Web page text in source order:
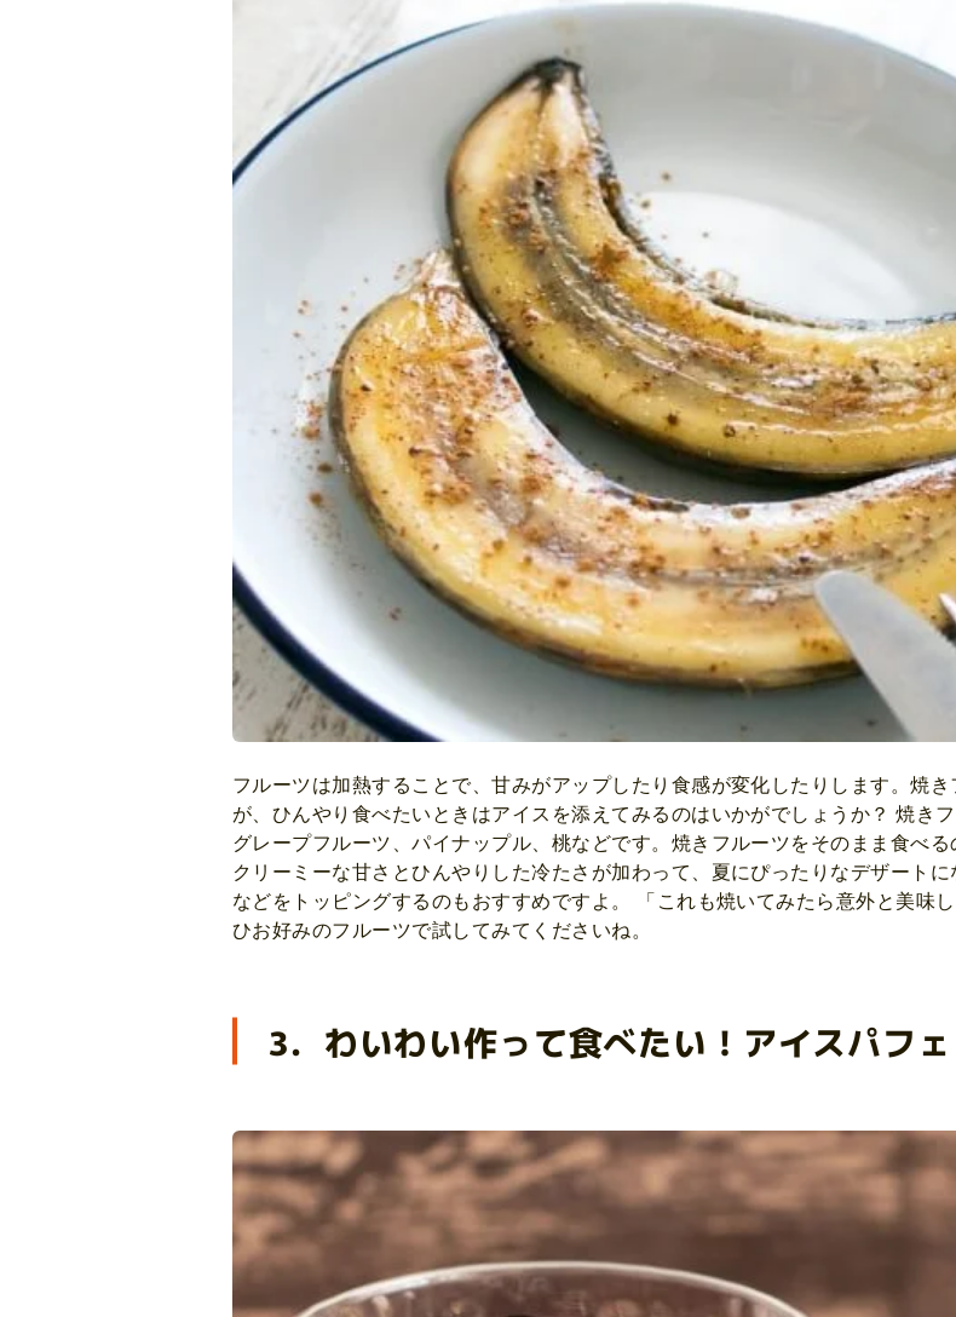
フルーツは加熱することで、甘みがアップしたり食感が変化したりします。焼
が、ひんやり食べたいときはアイスを添えてみるのはいかがでしょうか？ 焼き
グレープフルーツ、パイナップル、桃などです。焼きフルーツをそのまま食べ
クリーミーな甘さとひんやりした冷たさが加わって、夏にぴったりなデザート
などをトッピングするのもおすすめですよ。 「これも焼いてみたら意外と美味
ひお好みのフルーツで試してみてくださいね。
3．わいわい作って食べたい！アイスパフェ